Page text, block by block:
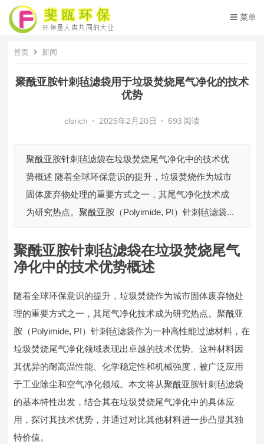
菜单
首页 新闻
聚酰亚胺针刺毡滤袋用于垃圾焚烧尾气净化的技术
优势
clsrich • 2025年2月20日 • 693 阅读
聚酰亚胺针刺毡滤袋在垃圾焚烧尾气净化中的技术优
势概述 随着全球环保意识的提升，垃圾焚烧作为城市
固体废弃物处理的重要方式之一，其尾气净化技术成
为研究热点。聚酰亚胺（Polyimide, PI）针刺毡滤袋...
聚酰亚胺针刺毡滤袋在垃圾焚烧尾气
净化中的技术优势概述
随着全球环保意识的提升，垃圾焚烧作为城市固体废弃物处
理的重要方式之一，其尾气净化技术成为研究热点。聚酰亚
胺（Polyimide, PI）针刺毡滤袋作为一种高性能过滤材料，在
垃圾焚烧尾气净化领域表现出卓越的技术优势。这种材料因
其优异的耐高温性能、化学稳定性和机械强度，被广泛应用
于工业除尘和空气净化领域。本文将从聚酰亚胺针刺毡滤袋
的基本特性出发，结合其在垃圾焚烧尾气净化中的具体应
用，探讨其技术优势，并通过对比其他材料进一步凸显其独
特价值。